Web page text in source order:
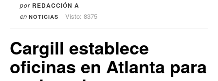
por REDACCIÓN A
en NOTICIAS Visto: 8375
Cargill establece
oficinas en Atlanta para